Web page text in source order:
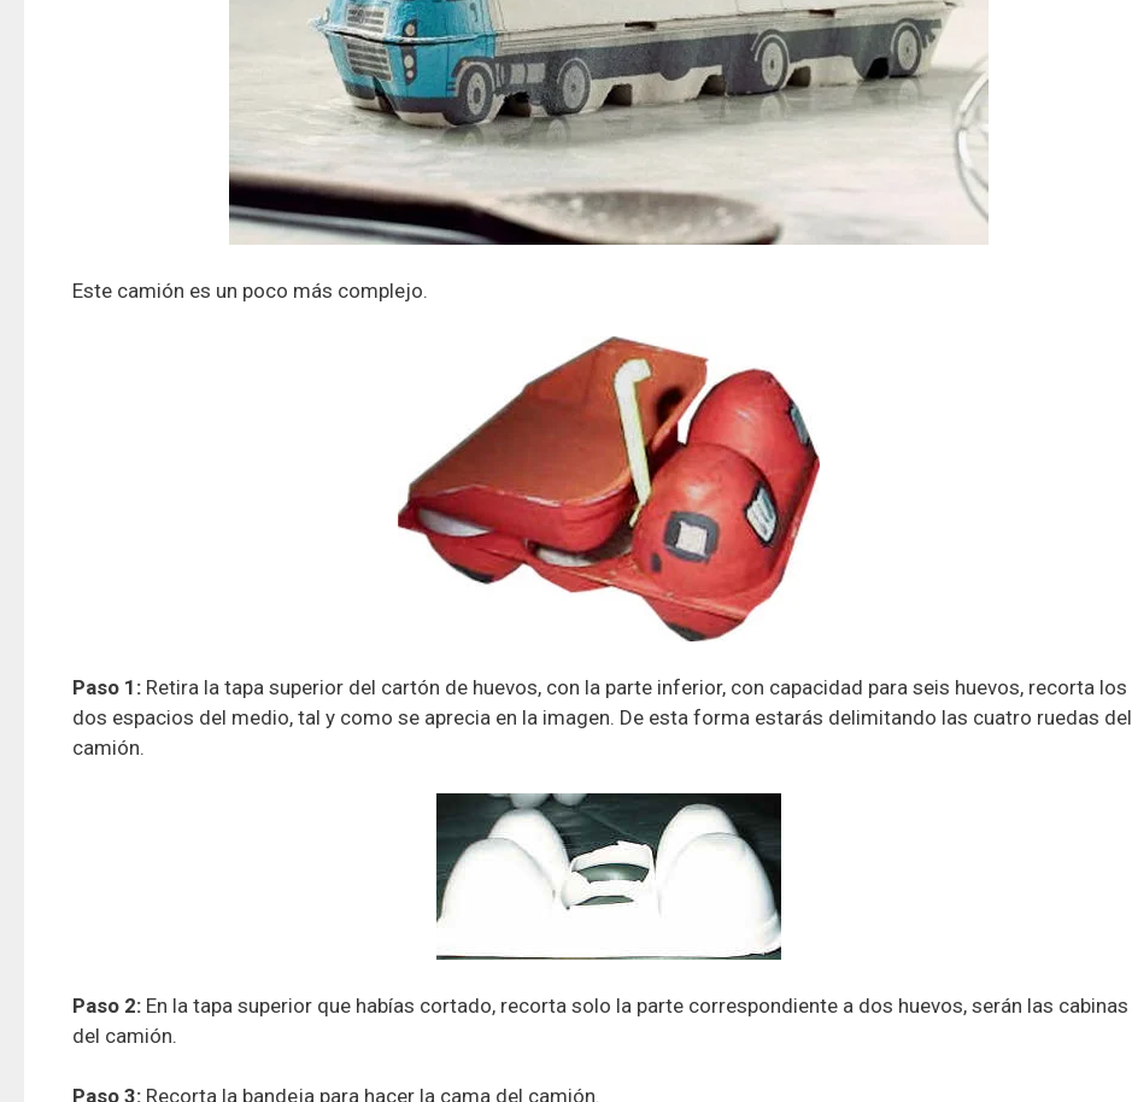
Este camión es un poco más complejo.
Paso 1:Retira la tapa superior del cartón de huevos, con la parte inferior, con capacidad para seis huevos, recorta los
dos espacios del medio, tal y como se aprecia en la imagen. De esta forma estarás delimitando las cuatro ruedas del
camión.
Paso 2:En la tapa superior que habías cortado, recorta solo la parte correspondiente a dos huevos, serán las cabinas
del camión.
Paso 3:Recorta la bandeja para hacer la cama del camión.